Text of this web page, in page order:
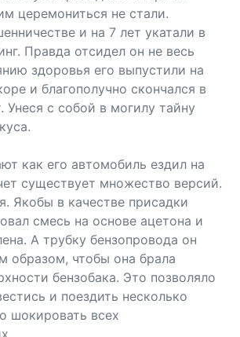
церемониться не стали.
и на 7 лет укатали в
Правда отсидел он не весь
здоровья его выпустили на
и благополучно скончался в
Унеся с собой в могилу тайну
как его автомобиль ездил на
существует множество версий.
Якобы в качестве присадки
смесь на основе ацетона и
А трубку бензопровода он
образом, чтобы она брала
бензобака. Это позволяло
и поездить несколько
шокировать всех